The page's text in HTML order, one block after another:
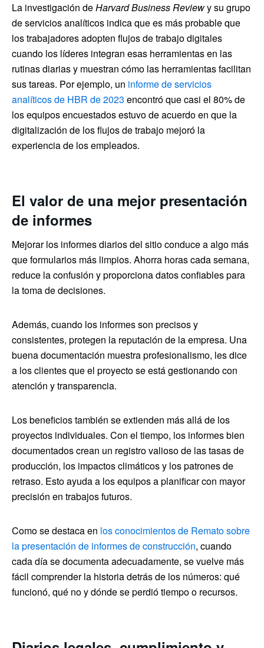
La investigación deHarvard Business Reviewy su grupo
de servicios analíticos indica que es más probable que
los trabajadores adopten flujos de trabajo digitales
cuando los líderes integran esas herramientas en las
rutinas diarias y muestran cómo las herramientas facilitan
sus tareas. Por ejemplo, un informe de servicios
analíticos de HBR de 2023 encontró que casi el 80% de
los equipos encuestados estuvo de acuerdo en que la
digitalización de los flujos de trabajo mejoró la
experiencia de los empleados.
El valor de una mejor presentación
de informes
Mejorar los informes diarios del sitio conduce a algo más
que formularios más limpios. Ahorra horas cada semana,
reduce la confusión y proporciona datos confiables para
la toma de decisiones.
Además, cuando los informes son precisos y
consistentes, protegen la reputación de la empresa. Una
buena documentación muestra profesionalismo, les dice
a los clientes que el proyecto se está gestionando con
atención y transparencia.
Los beneficios también se extienden más allá de los
proyectos individuales. Con el tiempo, los informes bien
documentados crean un registro valioso de las tasas de
producción, los impactos climáticos y los patrones de
retraso. Esto ayuda a los equipos a planificar con mayor
precisión en trabajos futuros.
Como se destaca en los conocimientos de Remato sobre
la presentación de informes de construcción, cuando
cada día se documenta adecuadamente, se vuelve más
fácil comprender la historia detrás de los números: qué
funcionó, qué no y dónde se perdió tiempo o recursos.